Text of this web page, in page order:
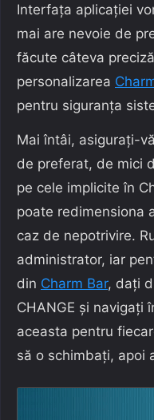
Interfața aplicației
mai are nevoie de
făcute câteva
personalizarea
pentru siguranța
Mai întâi, asigurați-
de preferat, de mici
pe cele implicite în
poate redimensiona
caz de nepotrivire.
administrator, iar
din Charm Bar, dați
CHANGE și navigați
aceasta pentru
să o schimbați, apoi